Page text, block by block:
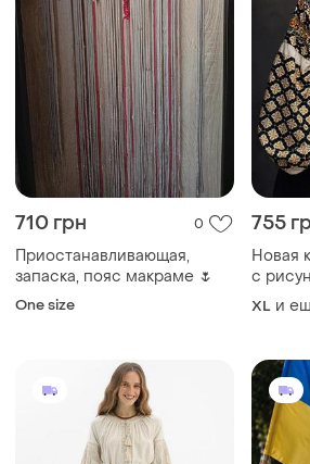
710 грн 0
Приостанавливающая,
запаска, пояс макраме 🌷
One size
755
Новая
с
этно
XL и